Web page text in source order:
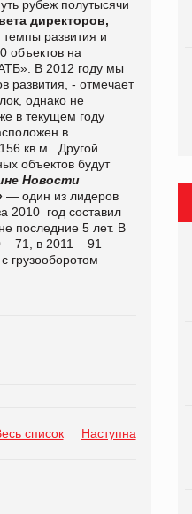
рубеж полутысячи
директоров,
развития и
объектов на
В 2012 году мы
развития, - отмечает
однако не
в текущем году
в
кв.м. Другой
объектов будут
Новости
— один из лидеров
2010 год составил
последние 5 лет. В
71, в 2011 – 91
грузооборотом
список Наступна